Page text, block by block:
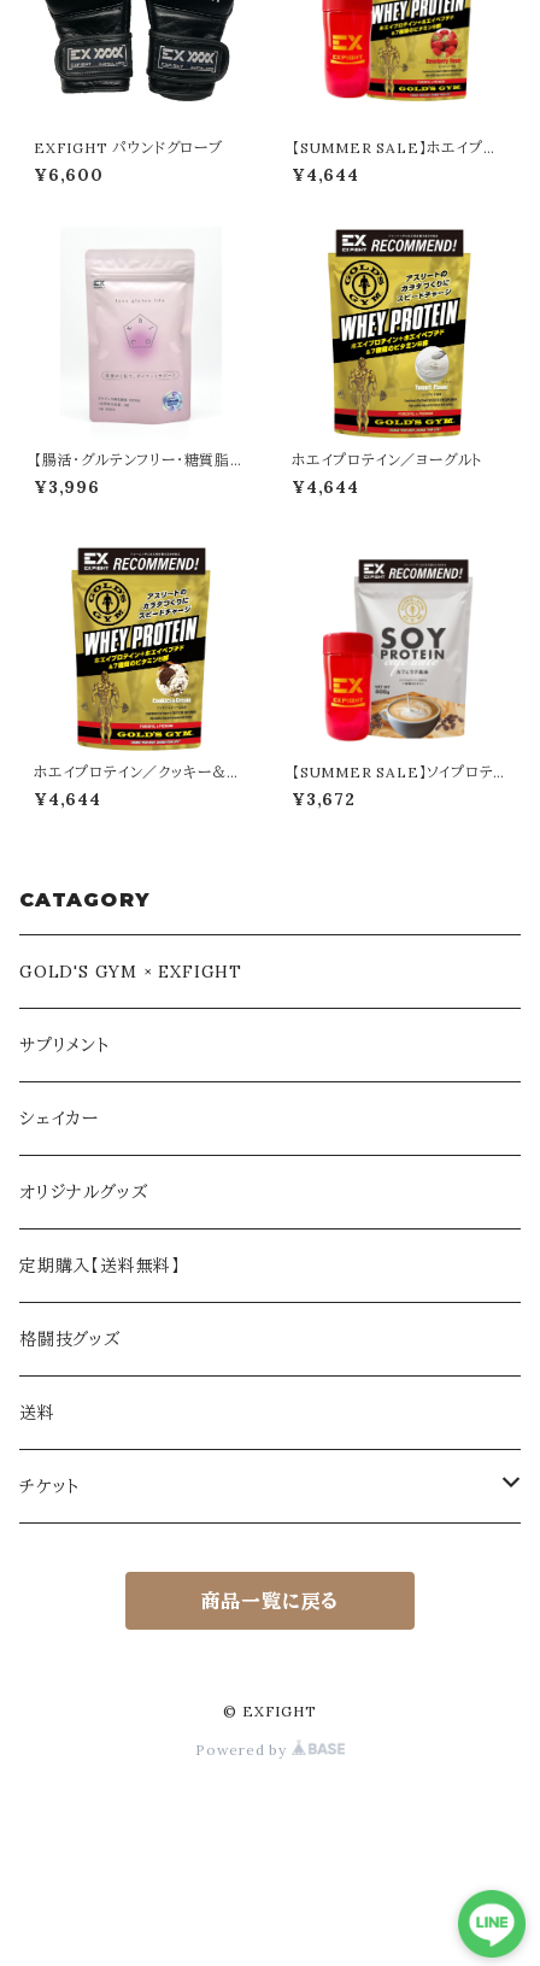
EXFIGHT パウンドグローブ
¥6,600
【SUMMER SALE】ホエイプロ
テイン／ストロベリー＋シェイカ
ー
¥4,644
【腸活・グルテンフリー・糖質脂質
ケア】 BLOCK（90回分）※食後
に１粒
¥3,996
ホエイプロテイン／ヨーグルト
¥4,644
ホエイプロテイン／クッキー＆ク
リーム
¥4,644
【SUMMER SALE】ソイプロテイ
ン／カフェラテ＋シェイカー
¥3,672
CATAGORY
GOLD'S GYM × EXFIGHT
サプリメント
シェイカー
オリジナルグッズ
定期購入【送料無料】
格闘技グッズ
送料
チケット
EXFIGHT体験チケット（ビジター）
EXFIGHTシリーズ観覧チケット
商品一覧に戻る
© EXFIGHT
Powered by